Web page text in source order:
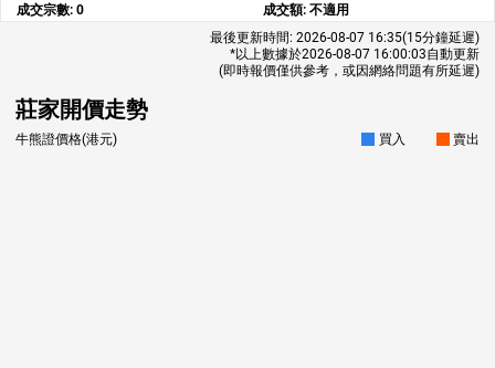
成交宗數: 0 成交額: 不適用
最後更新時間: 2026-08-07 16:35(15分鐘延遲)
*以上數據於2026-08-07 16:00:03自動更新
(即時報價僅供參考，或因網絡問題有所延遲)
莊家開價走勢
牛熊證價格(港元) 買入 賣出